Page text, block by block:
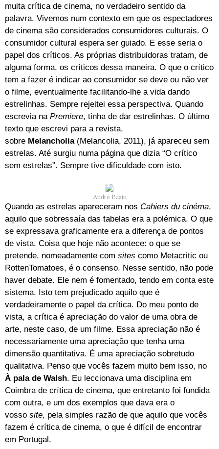
muita crítica de cinema, no verdadeiro sentido da
palavra. Vivemos num contexto em que os espectadores
de cinema são considerados consumidores culturais. O
consumidor cultural espera ser guiado. E esse seria o
papel dos críticos. As próprias distribuidoras tratam, de
alguma forma, os críticos dessa maneira. O que o crítico
tem a fazer é indicar ao consumidor se deve ou não ver
o filme, eventualmente facilitando-lhe a vida dando
estrelinhas. Sempre rejeitei essa perspectiva. Quando
escrevia na Premiere, tinha de dar estrelinhas. O último
texto que escrevi para a revista,
sobre Melancholia (Melancolia, 2011), já apareceu sem
estrelas. Até surgiu numa página que dizia “O crítico
sem estrelas”. Sempre tive dificuldade com isto.
André Bazin
Quando as estrelas apareceram nos Cahiers du cinéma,
aquilo que sobressaía das tabelas era a polémica. O que
se expressava graficamente era a diferença de pontos
de vista. Coisa que hoje não acontece: o que se
pretende, nomeadamente com sites como Metacritic ou
RottenTomatoes, é o consenso. Nesse sentido, não pode
haver debate. Ele nem é fomentado, tendo em conta este
sistema. Isto tem prejudicado aquilo que é
verdadeiramente o papel da crítica. Do meu ponto de
vista, a crítica é apreciação do valor de uma obra de
arte, neste caso, de um filme. Essa apreciação não é
necessariamente uma apreciação que tenha uma
dimensão quantitativa. É uma apreciação sobretudo
qualitativa. Penso que vocês fazem muito bem isso, no
À pala de Walsh. Eu leccionava uma disciplina em
Coimbra de crítica de cinema, que entretanto foi fundida
com outra, e um dos exemplos que dava era o
vosso site, pela simples razão de que aquilo que vocês
fazem é crítica de cinema, o que é difícil de encontrar
em Portugal.